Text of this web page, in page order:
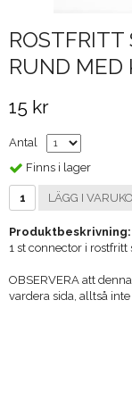
RUND MED
15 kr
Antal
Finns i lager
LÄGG I
Produktbeskrivning:
1 st connector i
OBSERVERA att
vardera sida, alltså